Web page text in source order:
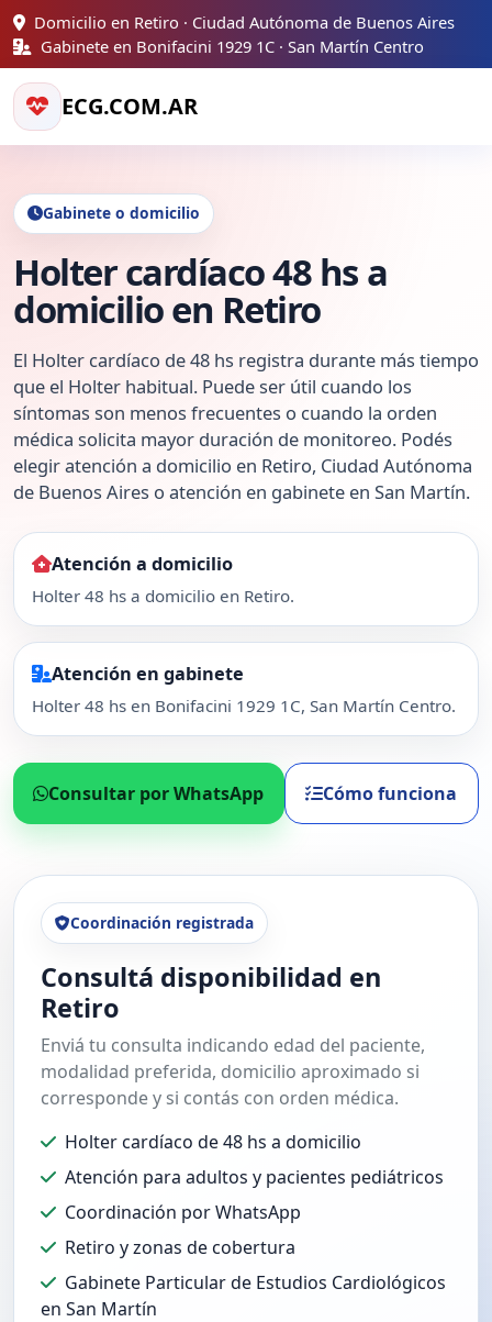
Domicilio en Retiro · Ciudad Autónoma de Buenos Aires
Gabinete en Bonifacini 1929 1C · San Martín Centro
ECG.COM.AR
Gabinete o domicilio
Holter cardíaco 48 hs a
domicilio en Retiro
El Holter cardíaco de 48 hs registra durante más tiempo
que el Holter habitual. Puede ser útil cuando los
síntomas son menos frecuentes o cuando la orden
médica solicita mayor duración de monitoreo. Podés
elegir atención a domicilio en Retiro, Ciudad Autónoma
de Buenos Aires o atención en gabinete en San Martín.
Atención a domicilio
Holter 48 hs a domicilio en Retiro.
Atención en gabinete
Holter 48 hs en Bonifacini 1929 1C, San Martín Centro.
Consultar por WhatsApp Cómo funciona
Coordinación registrada
Consultá disponibilidad en
Retiro
Enviá tu consulta indicando edad del paciente,
modalidad preferida, domicilio aproximado si
corresponde y si contás con orden médica.
Holter cardíaco de 48 hs a domicilio
Atención para adultos y pacientes pediátricos
Coordinación por WhatsApp
Retiro y zonas de cobertura
Gabinete Particular de Estudios Cardiológicos
en San Martín